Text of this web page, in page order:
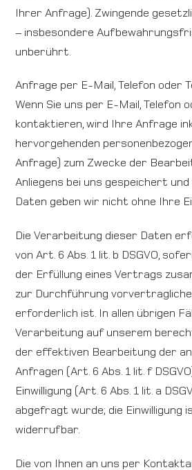
Ihrer Anfrage). Zwingende
– insbesondere
unberührt.
Anfrage per E-Mail, Telefon oder
Wenn Sie uns per E-Mail, Telefon
kontaktieren, wird Ihre Anfrage
hervorgehenden
Anfrage) zum Zwecke der
Anliegens bei uns gespeichert
Daten geben wir nicht ohne Ihre
Die Verarbeitung dieser Daten
von Art. 6 Abs. 1 lit. b DSGVO,
der Erfüllung eines Vertrags
zur Durchführung
erforderlich ist. In allen übrigen
Verarbeitung auf unserem
der effektiven Bearbeitung der
Anfragen (Art. 6 Abs. 1 lit. f
Einwilligung (Art. 6 Abs. 1 lit. a
abgefragt wurde; die Einwilligung
widerrufbar.
Die von Ihnen an uns per